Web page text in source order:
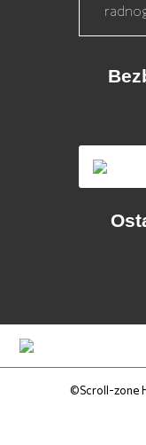
©Scroll-zone